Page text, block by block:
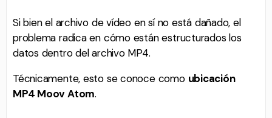
Si bien el archivo de vídeo en sí no está dañado, el
problema radica en cómo están estructurados los
datos dentro del archivo MP4.
Técnicamente, esto se conoce como ubicación
MP4 Moov Atom.